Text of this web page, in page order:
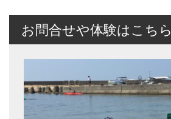
お問合せや体験はこちら